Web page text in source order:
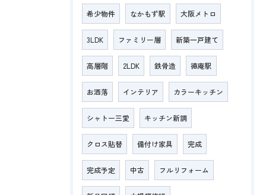
希少物件 なかもず駅 大阪メトロ
3LDK ファミリー層 新築一戸建て
高層階 2LDK 鉄骨造 徳庵駅
お洒落 インテリア カラーキッチン
シャトー三愛 キッチン新調
クロス貼替 備付け家具 完成
完成予定 中古 フルリフォーム